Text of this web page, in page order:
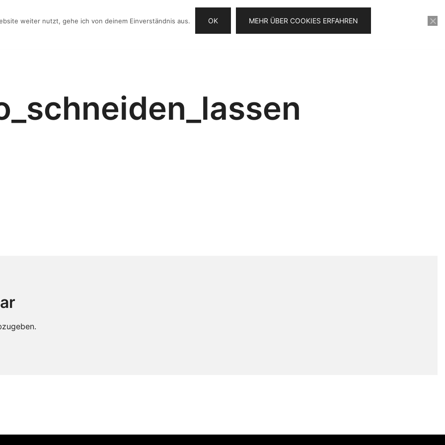
VIDEO-IDEEN CHECKLISTE ANGEBOTE KONTAKT VIDEOSERIE FÜR 0€
weiter nutzt, gehe ich von deinem Einverständnis aus. OK MEHR ÜBER COOKIES ERFAHREN